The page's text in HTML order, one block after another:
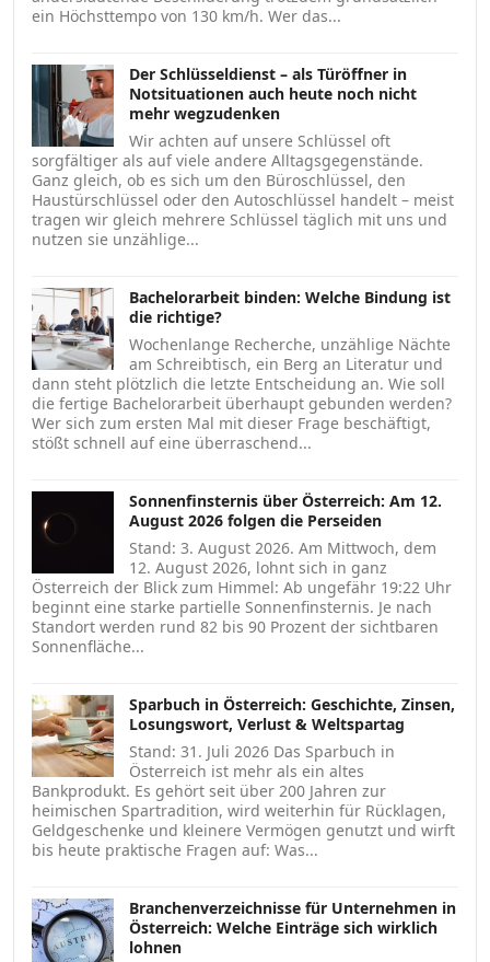
ein Höchsttempo von 130 km/h. Wer das...
Der Schlüsseldienst – als Türöffner in
Notsituationen auch heute noch nicht
mehr wegzudenken
Wir achten auf unsere Schlüssel oft
sorgfältiger als auf viele andere Alltagsgegenstände.
Ganz gleich, ob es sich um den Büroschlüssel, den
Haustürschlüssel oder den Autoschlüssel handelt – meist
tragen wir gleich mehrere Schlüssel täglich mit uns und
nutzen sie unzählige...
Bachelorarbeit binden: Welche Bindung ist
die richtige?
Wochenlange Recherche, unzählige Nächte
am Schreibtisch, ein Berg an Literatur und
dann steht plötzlich die letzte Entscheidung an. Wie soll
die fertige Bachelorarbeit überhaupt gebunden werden?
Wer sich zum ersten Mal mit dieser Frage beschäftigt,
stößt schnell auf eine überraschend...
Sonnenfinsternis über Österreich: Am 12.
August 2026 folgen die Perseiden
Stand: 3. August 2026. Am Mittwoch, dem
12. August 2026, lohnt sich in ganz
Österreich der Blick zum Himmel: Ab ungefähr 19:22 Uhr
beginnt eine starke partielle Sonnenfinsternis. Je nach
Standort werden rund 82 bis 90 Prozent der sichtbaren
Sonnenfläche...
Sparbuch in Österreich: Geschichte, Zinsen,
Losungswort, Verlust & Weltspartag
Stand: 31. Juli 2026 Das Sparbuch in
Österreich ist mehr als ein altes
Bankprodukt. Es gehört seit über 200 Jahren zur
heimischen Spartradition, wird weiterhin für Rücklagen,
Geldgeschenke und kleinere Vermögen genutzt und wirft
bis heute praktische Fragen auf: Was...
Branchenverzeichnisse für Unternehmen in
Österreich: Welche Einträge sich wirklich
lohnen